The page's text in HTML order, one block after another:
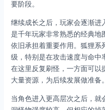
要阶段。
继续成长之后，玩家会逐渐进
是千年玩家非常熟悉的经典地
依旧承担着重要作用。狐狸系
级，特别是在攻击速度与命中
在这里反复刷怪，一方面可以
大量资源，为后续发展做准备。
当角色进入更高层次之后，就